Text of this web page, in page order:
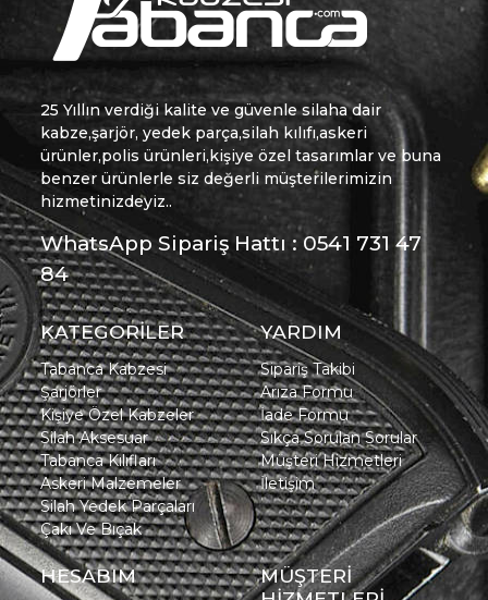
25 Yıllın verdiği kalite ve güvenle silaha dair
kabze,şarjör, yedek parça,silah kılıfı,askeri
ürünler,polis ürünleri,kişiye özel tasarımlar ve buna
benzer ürünlerle siz değerli müşterilerimizin
hizmetinizdeyiz..
WhatsApp Sipariş Hattı : 0541 731 47
84
KATEGORİLER
Tabanca Kabzesi
Şarjörler
Kişiye Özel Kabzeler
Silah Aksesuar
Tabanca Kılıfları
Askeri Malzemeler
Silah Yedek Parçaları
Çakı Ve Bıçak
YARDIM
Sipariş Takibi
Arıza Formu
İade Formu
Sıkça Sorulan Sorular
Müşteri Hizmetleri
İletişim
HESABIM
MÜŞTERİ